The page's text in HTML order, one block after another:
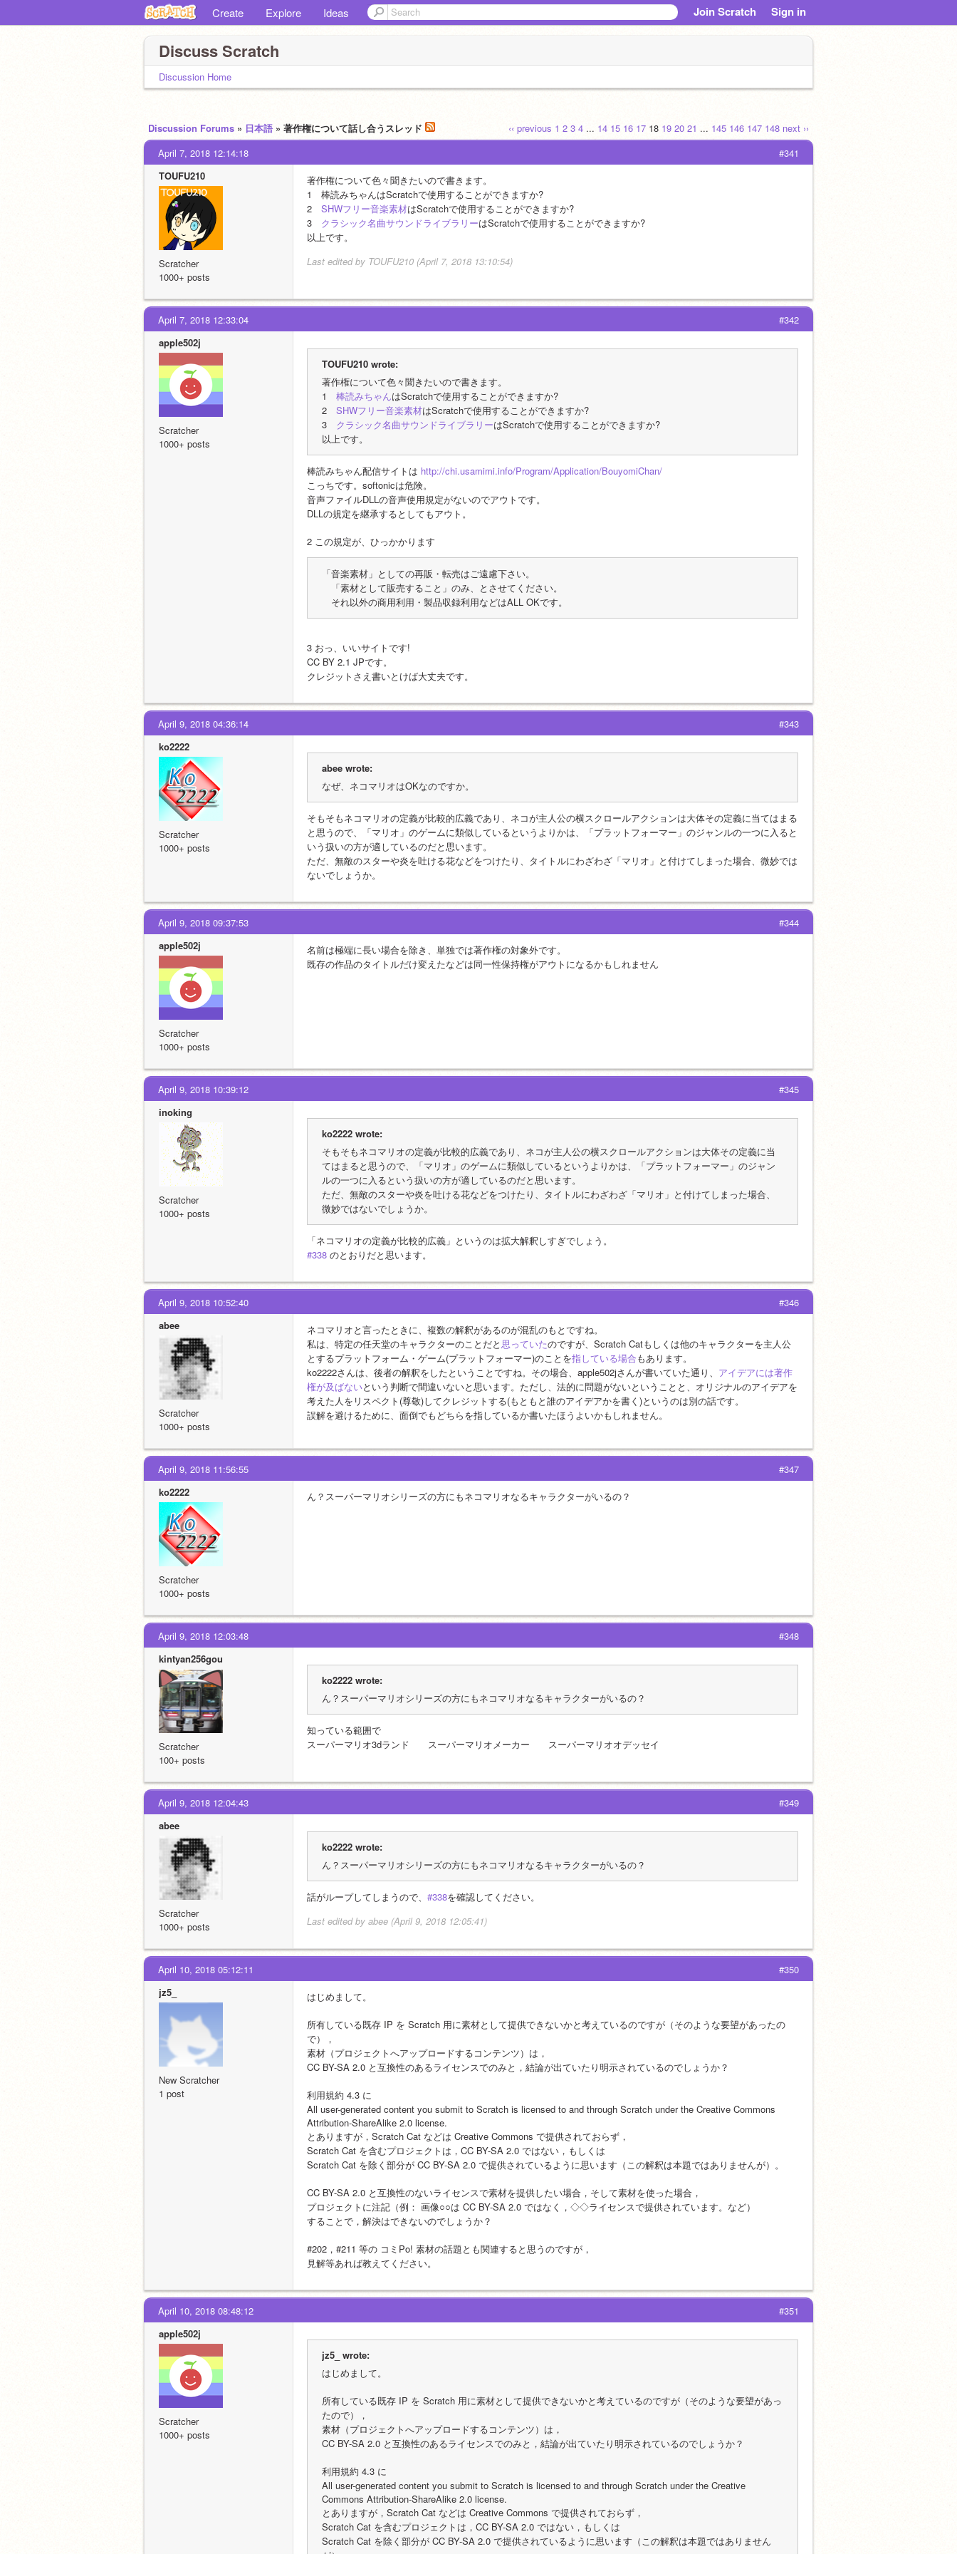
Create Explore Ideas Join Scratch Sign in
Discuss Scratch
Discussion Home
‹‹ previous 1 2 3 4 ... 14 15 16 17 18 19 20 21 ... 145 146 147 148 next ››
Discussion Forums » 日本語 » 著作権について話し合うスレッド
#341
April 7, 2018 12:14:18
TOUFU210
Scratcher
1000+ posts
著作権について色々聞きたいので書きます。
1　棒読みちゃんはScratchで使用することができますか?
2 SHWフリー音楽素材はScratchで使用することができますか?
3 クラシック名曲サウンドライブラリーはScratchで使用することができますか?
以上です。
Last edited by TOUFU210 (April 7, 2018 13:10:54)
#342
April 7, 2018 12:33:04
apple502j
Scratcher
1000+ posts
TOUFU210 wrote:
著作権について色々聞きたいので書きます。
1 棒読みちゃんはScratchで使用することができますか?
2 SHWフリー音楽素材はScratchで使用することができますか?
3 クラシック名曲サウンドライブラリーはScratchで使用することができますか?
以上です。
棒読みちゃん配信サイトは http://chi.usamimi.info/Program/Application/BouyomiChan/
こっちです。softonicは危険。
音声ファイルDLLの音声使用規定がないのでアウトです。
DLLの規定を継承するとしてもアウト。
2 この規定が、ひっかかります
「音楽素材」としての再販・転売はご遠慮下さい。
「素材として販売すること」のみ、とさせてください。
それ以外の商用利用・製品収録利用などはALL OKです。
3 おっ、いいサイトです!
CC BY 2.1 JPです。
クレジットさえ書いとけば大丈夫です。
#343
April 9, 2018 04:36:14
ko2222
Scratcher
1000+ posts
abee wrote:
なぜ、ネコマリオはOKなのですか。
そもそもネコマリオの定義が比較的広義であり、ネコが主人公の横スクロールアクションは大体その定義に当てはまる
と思うので、「マリオ」のゲームに類似しているというよりかは、「プラットフォーマー」のジャンルの一つに入ると
いう扱いの方が適しているのだと思います。
ただ、無敵のスターや炎を吐ける花などをつけたり、タイトルにわざわざ「マリオ」と付けてしまった場合、微妙では
ないでしょうか。
#344
April 9, 2018 09:37:53
apple502j
Scratcher
1000+ posts
名前は極端に長い場合を除き、単独では著作権の対象外です。
既存の作品のタイトルだけ変えたなどは同一性保持権がアウトになるかもしれません
#345
April 9, 2018 10:39:12
inoking
Scratcher
1000+ posts
ko2222 wrote:
そもそもネコマリオの定義が比較的広義であり、ネコが主人公の横スクロールアクションは大体その定義に当
てはまると思うので、「マリオ」のゲームに類似しているというよりかは、「プラットフォーマー」のジャン
ルの一つに入るという扱いの方が適しているのだと思います。
ただ、無敵のスターや炎を吐ける花などをつけたり、タイトルにわざわざ「マリオ」と付けてしまった場合、
微妙ではないでしょうか。
「ネコマリオの定義が比較的広義」というのは拡大解釈しすぎでしょう。
#338 のとおりだと思います。
#346
April 9, 2018 10:52:40
abee
Scratcher
1000+ posts
ネコマリオと言ったときに、複数の解釈があるのが混乱のもとですね。
私は、特定の任天堂のキャラクターのことだと思っていたのですが、Scratch Catもしくは他のキャラクターを主人公
とするプラットフォーム・ゲーム(プラットフォーマー)のことを指している場合もあります。
ko2222さんは、後者の解釈をしたということですね。その場合、apple502jさんが書いていた通り、 アイデアには著作
権が及ばないという判断で間違いないと思います。ただし、法的に問題がないということと、オリジナルのアイデアを
考えた人をリスペクト(尊敬)してクレジットする(もともと誰のアイデアかを書く)というのは別の話です。
誤解を避けるために、面倒でもどちらを指しているか書いたほうよいかもしれません。
#347
April 9, 2018 11:56:55
ko2222
Scratcher
1000+ posts
ん？スーパーマリオシリーズの方にもネコマリオなるキャラクターがいるの？
#348
April 9, 2018 12:03:48
kintyan256gou
Scratcher
100+ posts
ko2222 wrote:
ん？スーパーマリオシリーズの方にもネコマリオなるキャラクターがいるの？
知っている範囲で
スーパーマリオ3dランド　　スーパーマリオメーカー　　スーパーマリオオデッセイ
#349
April 9, 2018 12:04:43
abee
Scratcher
1000+ posts
ko2222 wrote:
ん？スーパーマリオシリーズの方にもネコマリオなるキャラクターがいるの？
話がループしてしまうので、 #338を確認してください。
Last edited by abee (April 9, 2018 12:05:41)
#350
April 10, 2018 05:12:11
jz5_
New Scratcher
1 post
はじめまして。
所有している既存 IP を Scratch 用に素材として提供できないかと考えているのですが（そのような要望があったの
で），
素材（プロジェクトへアップロードするコンテンツ）は，
CC BY-SA 2.0 と互換性のあるライセンスでのみと，結論が出ていたり明示されているのでしょうか？
利用規約 4.3 に
All user-generated content you submit to Scratch is licensed to and through Scratch under the Creative Commons
Attribution-ShareAlike 2.0 license.
とありますが，Scratch Cat などは Creative Commons で提供されておらず，
Scratch Cat を含むプロジェクトは，CC BY-SA 2.0 ではない，もしくは
Scratch Cat を除く部分が CC BY-SA 2.0 で提供されているように思います（この解釈は本題ではありませんが）。
CC BY-SA 2.0 と互換性のないライセンスで素材を提供したい場合，そして素材を使った場合，
プロジェクトに注記（例： 画像○○は CC BY-SA 2.0 ではなく，◇◇ライセンスで提供されています。など）
することで，解決はできないのでしょうか？
#202，#211 等の コミPo! 素材の話題とも関連すると思うのですが，
見解等あれば教えてください。
#351
April 10, 2018 08:48:12
apple502j
Scratcher
1000+ posts
jz5_ wrote:
はじめまして。
所有している既存 IP を Scratch 用に素材として提供できないかと考えているのですが（そのような要望があっ
たので），
素材（プロジェクトへアップロードするコンテンツ）は，
CC BY-SA 2.0 と互換性のあるライセンスでのみと，結論が出ていたり明示されているのでしょうか？
利用規約 4.3 に
All user-generated content you submit to Scratch is licensed to and through Scratch under the Creative
Commons Attribution-ShareAlike 2.0 license.
とありますが，Scratch Cat などは Creative Commons で提供されておらず，
Scratch Cat を含むプロジェクトは，CC BY-SA 2.0 ではない，もしくは
Scratch Cat を除く部分が CC BY-SA 2.0 で提供されているように思います（この解釈は本題ではありません